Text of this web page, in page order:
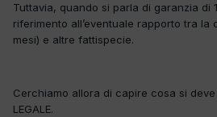
Tuttavia, quando si parla di garanzia di
riferimento all’eventuale rapporto tra la
mesi) e altre fattispecie.
Cerchiamo allora di capire cosa si
LEGALE.